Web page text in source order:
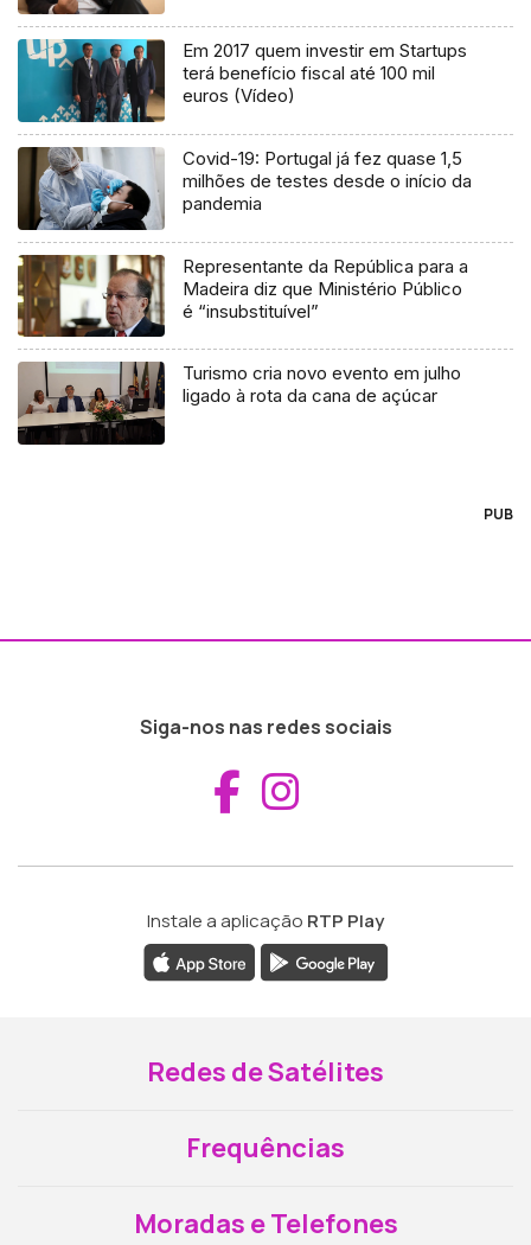
Em 2017 quem investir em Startups
terá benefício fiscal até 100 mil
euros (Vídeo)
Covid-19: Portugal já fez quase 1,5
milhões de testes desde o início da
pandemia
Representante da República para a
Madeira diz que Ministério Público
é “insubstituível”
Turismo cria novo evento em julho
ligado à rota da cana de açúcar
PUB
Siga-nos nas redes sociais
Aceder ao
Instale a aplicação RTP Play
Redes de Satélites
Frequências
Moradas e Telefones